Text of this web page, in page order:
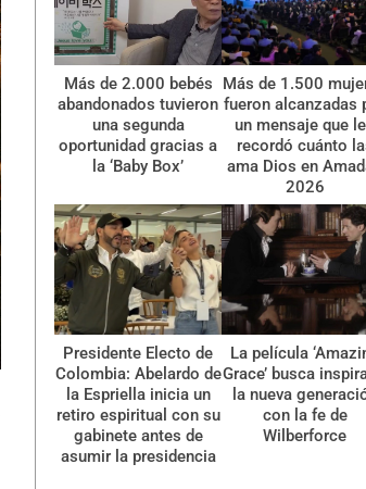
Más de 2.000 bebés
abandonados tuvieron
una segunda
oportunidad gracias a
la ‘Baby Box’
Más de 1.500
fueron alcanzadas
un mensaje que
recordó cuánto
ama Dios en
2026
Presidente Electo de
Colombia: Abelardo de
la Espriella inicia un
retiro espiritual con su
gabinete antes de
asumir la presidencia
La película
Grace’ busca
la nueva
con la fe de
Wilberforce